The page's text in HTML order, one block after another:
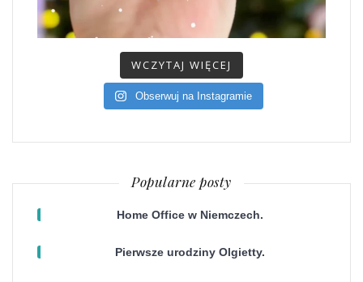
WCZYTAJ WIĘCEJ
Obserwuj na Instagramie
Popularne posty
Home Office w Niemczech.
Pierwsze urodziny Olgietty.